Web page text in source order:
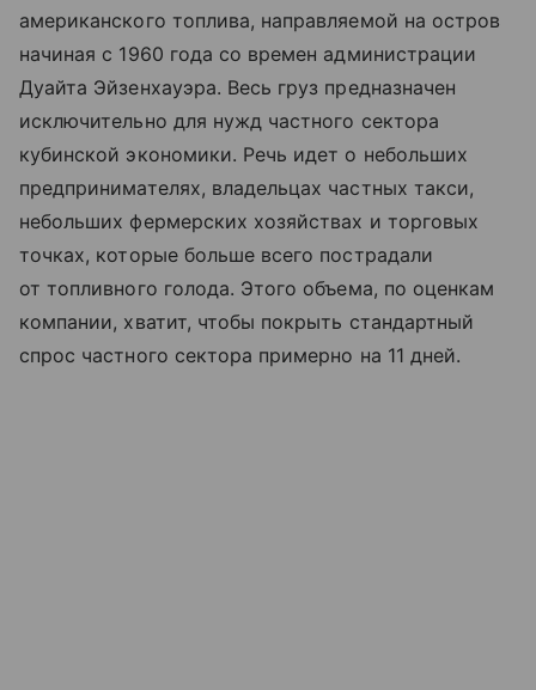
американского топлива, направляемой на остров
начиная с 1960 года со времен администрации
Дуайта Эйзенхауэра. Весь груз предназначен
исключительно для нужд частного сектора
кубинской экономики. Речь идет о небольших
предпринимателях, владельцах частных такси,
небольших фермерских хозяйствах и торговых
точках, которые больше всего пострадали
от топливного голода. Этого объема, по оценкам
компании, хватит, чтобы покрыть стандартный
спрос частного сектора примерно на 11 дней.